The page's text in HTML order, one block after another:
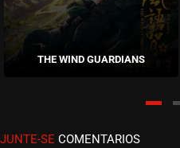
EPISÓDIO 51
novembro 23, 2020
THE WIND GUARDIANS
JUNTE-SE COMENTARIOS